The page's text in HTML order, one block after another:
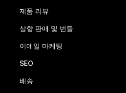
제품 리뷰
상향 판매 및 번들
이메일 마케팅
SEO
배송